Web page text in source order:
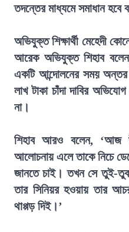
তদন্তের মাধ্যমে সমাধান
অভিযুক্ত শিক্ষার্থী মেহেদী
আরেক অভিযুক্ত শিহাব
একটি আন্দোলনের সময় অন্তর
লাখ টাকা চাঁদা দাবির
না।
শিহাব আরও বলেন, ‘আজ
আলোচনায় এলে তাকে নিচে
জানতে চাই। তখন সে তুই-
তার সিনিয়র হওয়ায় তার
থাপ্পড় দিই।’